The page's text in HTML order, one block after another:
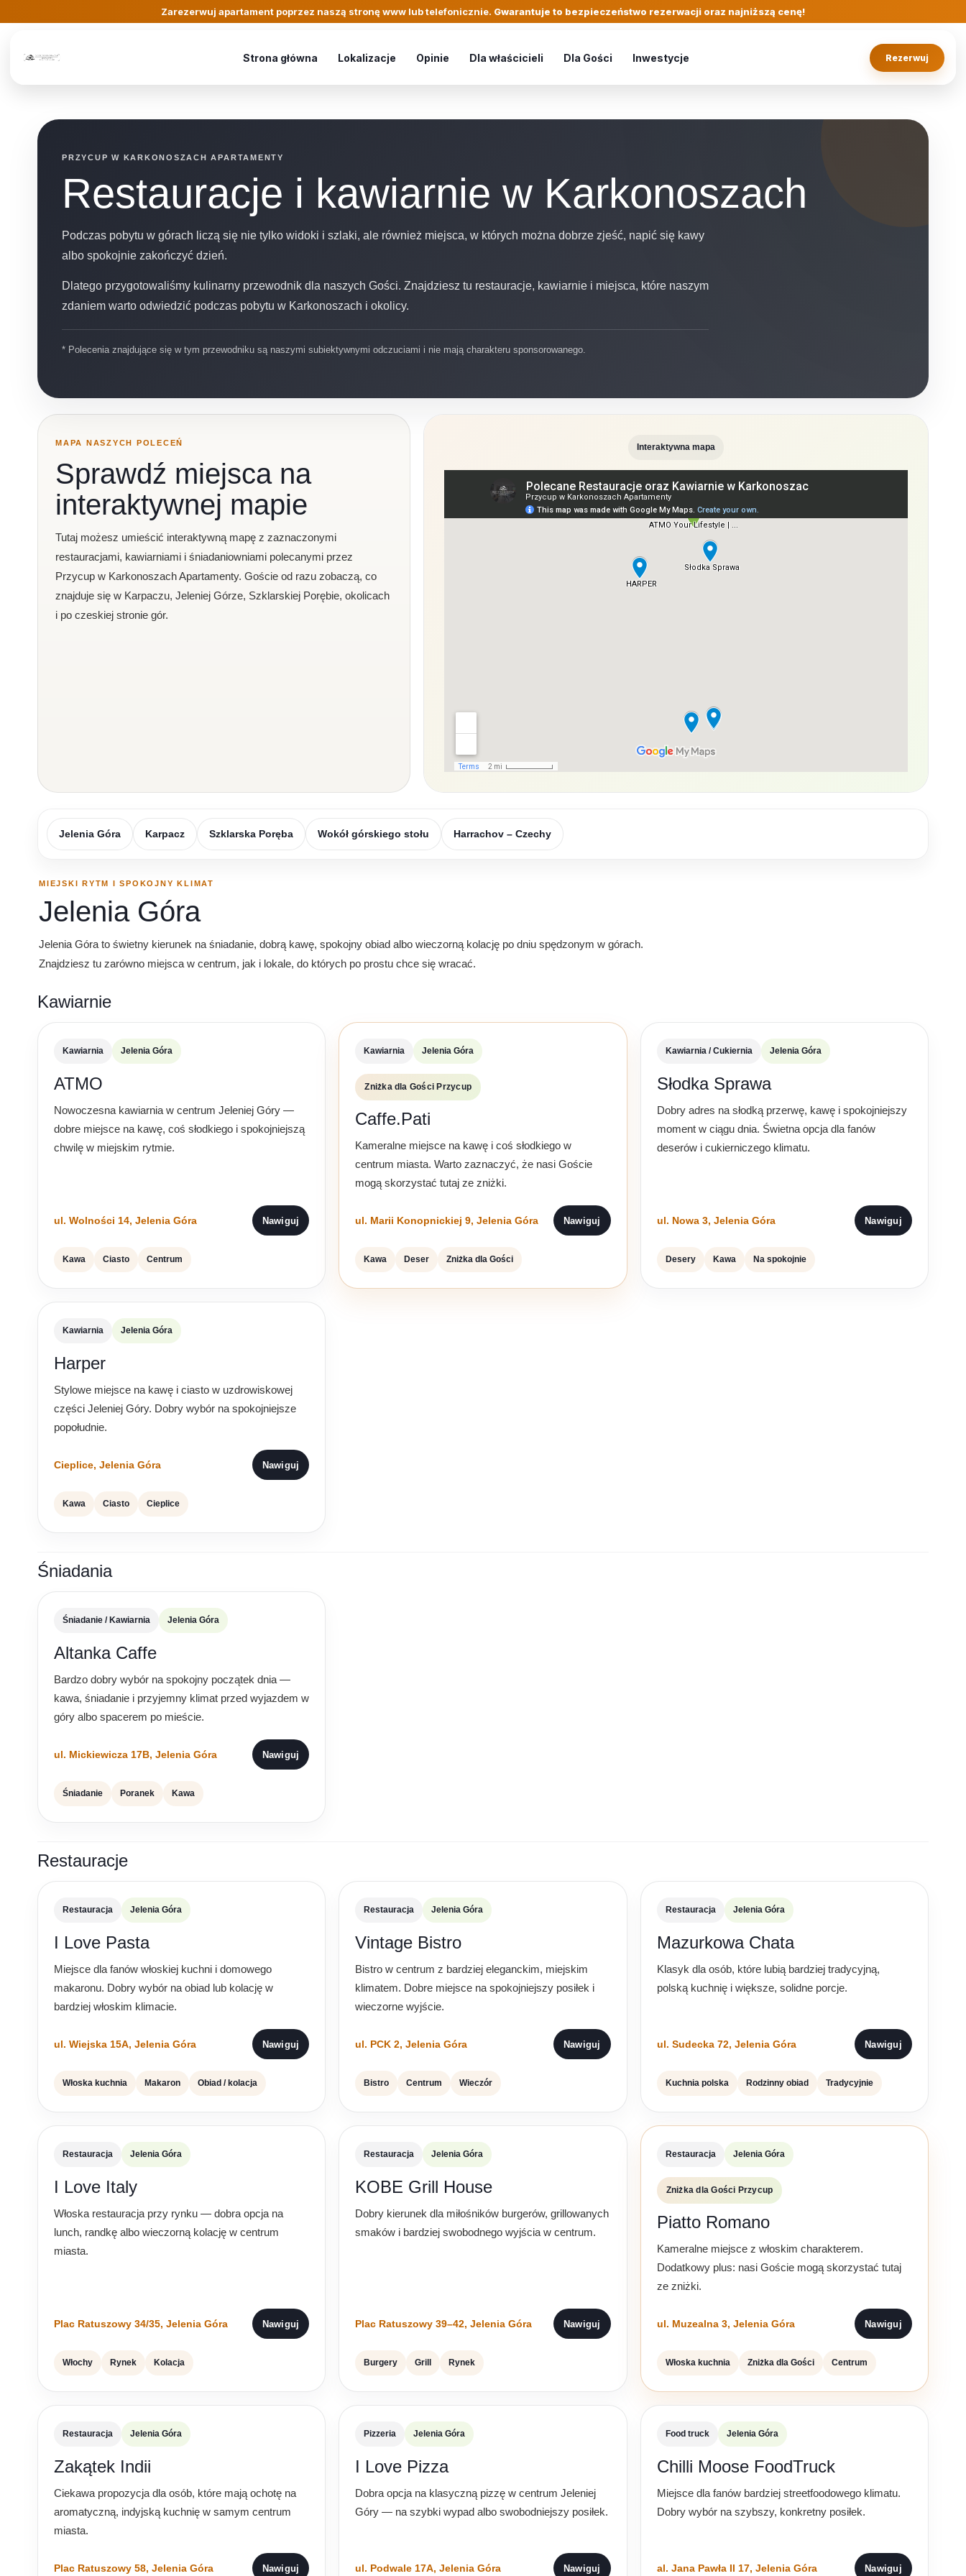
PRZYCUP W KARKONOSZACH APARTAMENTY
Restauracje i kawiarnie w Karkonoszach
Podczas pobytu w górach liczą się nie tylko widoki i szlaki, ale również miejsca, w których można dobrze zjeść, napić się kawy
albo spokojnie zakończyć dzień.
Dlatego przygotowaliśmy kulinarny przewodnik dla naszych Gości. Znajdziesz tu restauracje, kawiarnie i miejsca, które naszym
zdaniem warto odwiedzić podczas pobytu w Karkonoszach i okolicy.
* Polecenia znajdujące się w tym przewodniku są naszymi subiektywnymi odczuciami i nie mają charakteru sponsorowanego.
MAPA NASZYCH POLECEŃ
Sprawdź miejsca na
interaktywnej mapie
Tutaj możesz umieścić interaktywną mapę z zaznaczonymi
restauracjami, kawiarniami i śniadaniowniami polecanymi przez
Przycup w Karkonoszach Apartamenty. Goście od razu zobaczą, co
znajduje się w Karpaczu, Jeleniej Górze, Szklarskiej Porębie, okolicach
i po czeskiej stronie gór.
Interaktywna mapa
Jelenia Góra Karpacz Szklarska Poręba Wokół górskiego stołu Harrachov – Czechy
MIEJSKI RYTM I SPOKOJNY KLIMAT
Jelenia Góra
Jelenia Góra to świetny kierunek na śniadanie, dobrą kawę, spokojny obiad albo wieczorną kolację po dniu spędzonym w górach.
Znajdziesz tu zarówno miejsca w centrum, jak i lokale, do których po prostu chce się wracać.
Kawiarnie
Kawiarnia Jelenia Góra
ATMO
Nowoczesna kawiarnia w centrum Jeleniej Góry —
dobre miejsce na kawę, coś słodkiego i spokojniejszą
chwilę w miejskim rytmie.
ul. Wolności 14, Jelenia Góra Nawiguj
Kawa Ciasto Centrum
Kawiarnia Jelenia Góra
Zniżka dla Gości Przycup
Caffe.Pati
Kameralne miejsce na kawę i coś słodkiego w
centrum miasta. Warto zaznaczyć, że nasi Goście
mogą skorzystać tutaj ze zniżki.
ul. Marii Konopnickiej 9, Jelenia Góra Nawiguj
Kawa Deser Zniżka dla Gości
Kawiarnia / Cukiernia Jelenia Góra
Słodka Sprawa
Dobry adres na słodką przerwę, kawę i spokojniejszy
moment w ciągu dnia. Świetna opcja dla fanów
deserów i cukierniczego klimatu.
ul. Nowa 3, Jelenia Góra Nawiguj
Desery Kawa Na spokojnie
Kawiarnia Jelenia Góra
Harper
Stylowe miejsce na kawę i ciasto w uzdrowiskowej
części Jeleniej Góry. Dobry wybór na spokojniejsze
popołudnie.
Cieplice, Jelenia Góra Nawiguj
Kawa Ciasto Cieplice
Śniadania
Śniadanie / Kawiarnia Jelenia Góra
Altanka Caffe
Bardzo dobry wybór na spokojny początek dnia —
kawa, śniadanie i przyjemny klimat przed wyjazdem w
góry albo spacerem po mieście.
ul. Mickiewicza 17B, Jelenia Góra Nawiguj
Śniadanie Poranek Kawa
Restauracje
Restauracja Jelenia Góra
I Love Pasta
Miejsce dla fanów włoskiej kuchni i domowego
makaronu. Dobry wybór na obiad lub kolację w
bardziej włoskim klimacie.
ul. Wiejska 15A, Jelenia Góra Nawiguj
Włoska kuchnia Makaron Obiad / kolacja
Restauracja Jelenia Góra
Vintage Bistro
Bistro w centrum z bardziej eleganckim, miejskim
klimatem. Dobre miejsce na spokojniejszy posiłek i
wieczorne wyjście.
ul. PCK 2, Jelenia Góra Nawiguj
Bistro Centrum Wieczór
Restauracja Jelenia Góra
Mazurkowa Chata
Klasyk dla osób, które lubią bardziej tradycyjną,
polską kuchnię i większe, solidne porcje.
ul. Sudecka 72, Jelenia Góra Nawiguj
Kuchnia polska Rodzinny obiad Tradycyjnie
Restauracja Jelenia Góra
I Love Italy
Włoska restauracja przy rynku — dobra opcja na
lunch, randkę albo wieczorną kolację w centrum
miasta.
Plac Ratuszowy 34/35, Jelenia Góra Nawiguj
Włochy Rynek Kolacja
Restauracja Jelenia Góra
KOBE Grill House
Dobry kierunek dla miłośników burgerów, grillowanych
smaków i bardziej swobodnego wyjścia w centrum.
Plac Ratuszowy 39–42, Jelenia Góra Nawiguj
Burgery Grill Rynek
Restauracja Jelenia Góra
Zniżka dla Gości Przycup
Piatto Romano
Kameralne miejsce z włoskim charakterem.
Dodatkowy plus: nasi Goście mogą skorzystać tutaj
ze zniżki.
ul. Muzealna 3, Jelenia Góra Nawiguj
Włoska kuchnia Zniżka dla Gości Centrum
Restauracja Jelenia Góra
Zakątek Indii
Ciekawa propozycja dla osób, które mają ochotę na
aromatyczną, indyjską kuchnię w samym centrum
miasta.
Plac Ratuszowy 58, Jelenia Góra Nawiguj
Pizzeria Jelenia Góra
I Love Pizza
Dobra opcja na klasyczną pizzę w centrum Jeleniej
Góry — na szybki wypad albo swobodniejszy posiłek.
ul. Podwale 17A, Jelenia Góra Nawiguj
Food truck Jelenia Góra
Chilli Moose FoodTruck
Miejsce dla fanów bardziej streetfoodowego klimatu.
Dobry wybór na szybszy, konkretny posiłek.
al. Jana Pawła II 17, Jelenia Góra Nawiguj
Zarezerwuj apartament poprzez naszą stronę www lub telefonicznie. Gwarantuje to bezpieczeństwo rezerwacji oraz najniższą cenę!
Strona główna Lokalizacje Opinie Dla właścicieli Dla Gości Inwestycje Rezerwuj